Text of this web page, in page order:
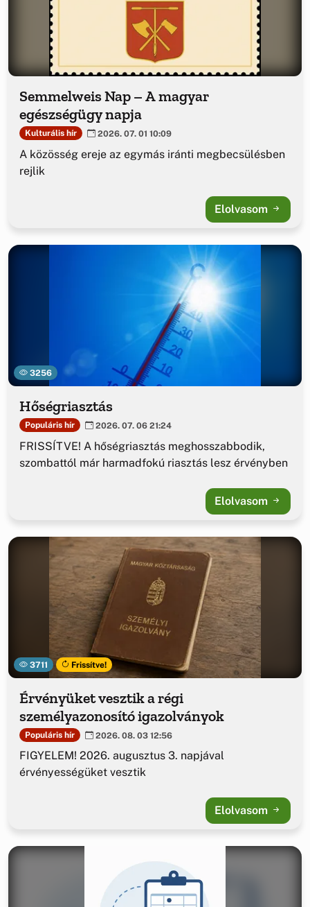
Semmelweis Nap – A magyar
egészségügy napja
Kulturális hír 2026. 07. 01 10:09
A közösség ereje az egymás iránti megbecsülésben
rejlik
Elolvasom
3256
Hőségriasztás
Populáris hír 2026. 07. 06 21:24
FRISSÍTVE! A hőségriasztás meghosszabbodik,
szombattól már harmadfokú riasztás lesz érvényben
Elolvasom
3711 Frissítve!
Érvényüket vesztik a régi
személyazonosító igazolványok
Populáris hír 2026. 08. 03 12:56
FIGYELEM! 2026. augusztus 3. napjával
érvényességüket vesztik
Elolvasom